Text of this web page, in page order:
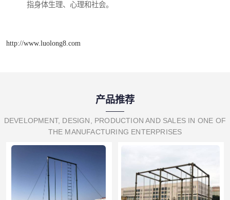
指身体生理、心理和社会。
http://www.luolong8.com
产品推荐
DEVELOPMENT, DESIGN, PRODUCTION AND SALES IN ONE OF
THE MANUFACTURING ENTERPRISES